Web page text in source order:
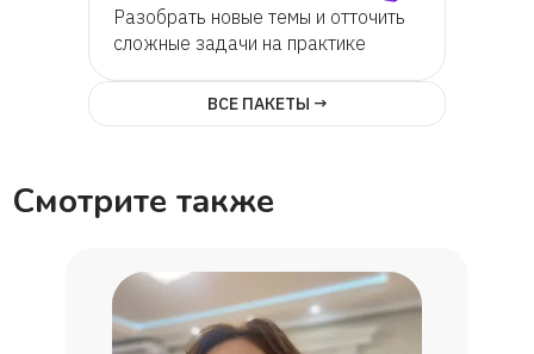
Разобрать новые темы и отточить
сложные задачи на практике
ВСЕ ПАКЕТЫ →
Смотрите также